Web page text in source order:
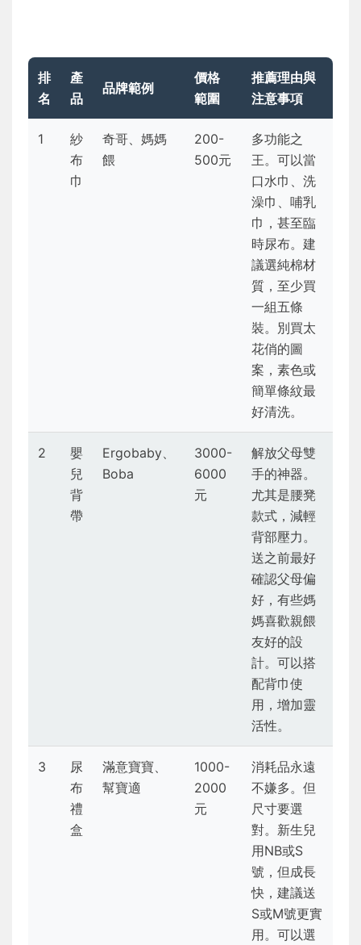
排
名
產
品
品牌範例
價格
範圍
推薦理由與
注意事項
1
紗
布
巾
奇哥、媽媽
餵
200-
500元
多功能之
王。可以當
口水巾、洗
澡巾、哺乳
巾，甚至臨
時尿布。建
議選純棉材
質，至少買
一組五條
裝。別買太
花俏的圖
案，素色或
簡單條紋最
好清洗。
2
嬰
兒
背
帶
Ergobaby、
Boba
3000-
6000
元
解放父母雙
手的神器。
尤其是腰凳
款式，減輕
背部壓力。
送之前最好
確認父母偏
好，有些媽
媽喜歡親餵
友好的設
計。可以搭
配背巾使
用，增加靈
活性。
3
尿
布
禮
盒
滿意寶寶、
幫寶適
1000-
2000
元
消耗品永遠
不嫌多。但
尺寸要選
對。新生兒
用NB或S
號，但成長
快，建議送
S或M號更實
用。可以選